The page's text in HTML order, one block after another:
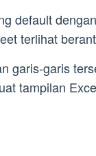
default
terlihat
garis-garis
tampilan